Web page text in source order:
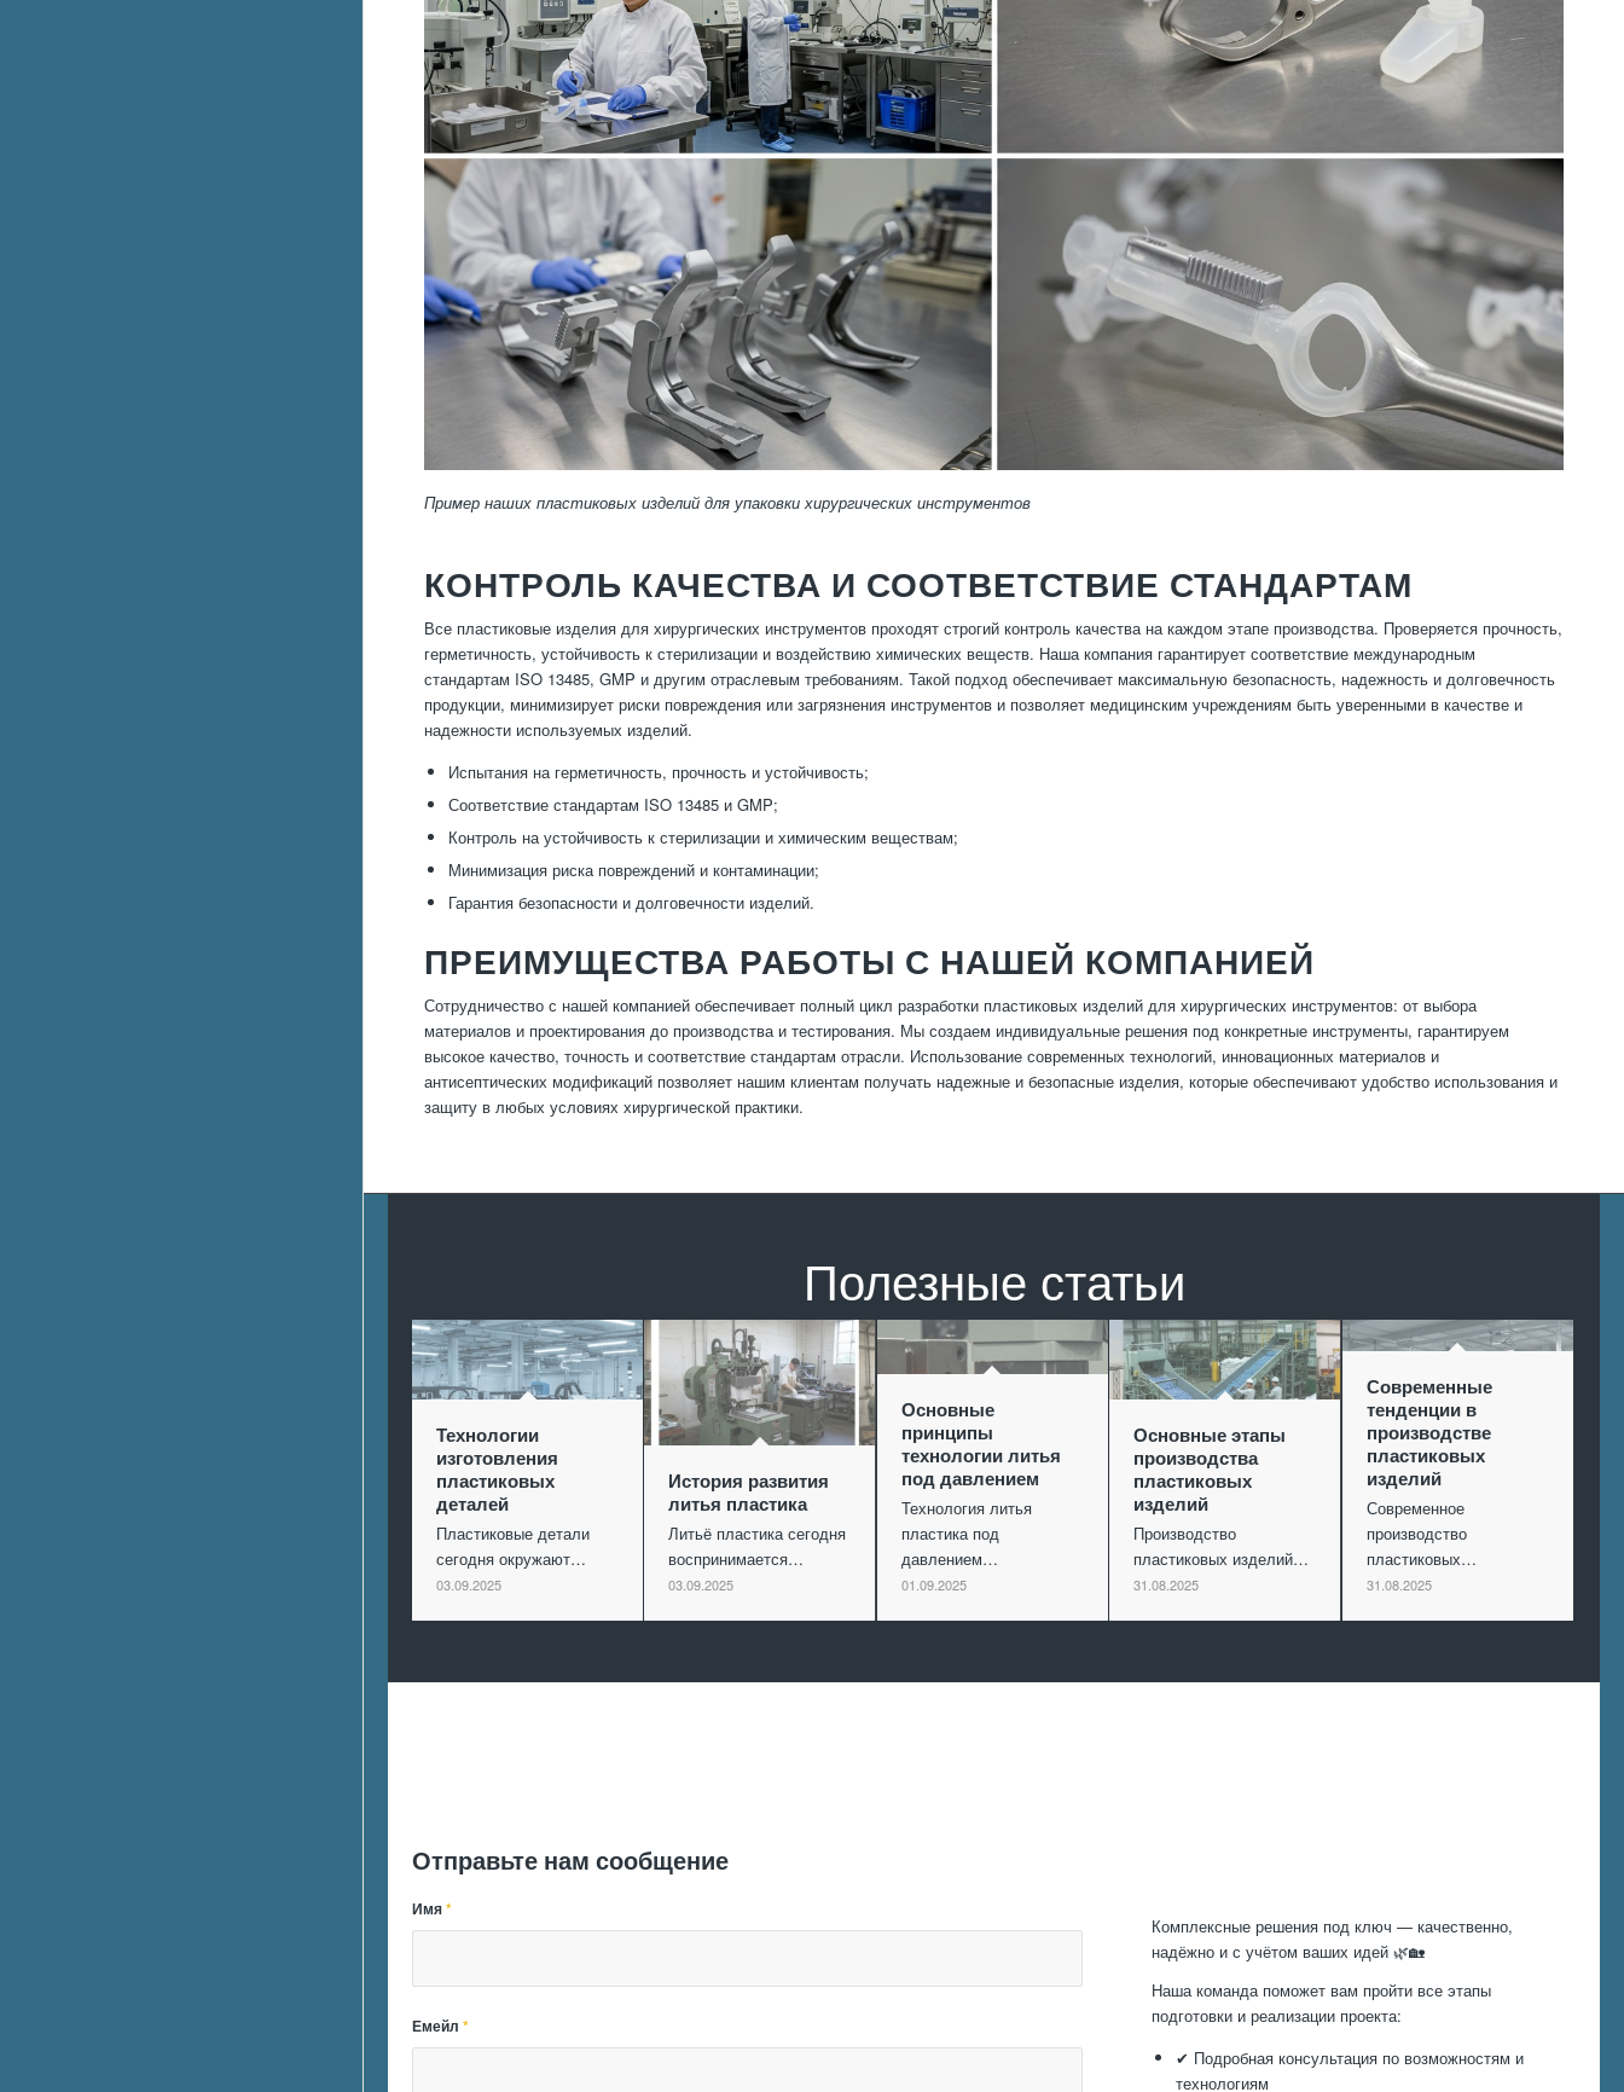
Пример наших пластиковых изделий для упаковки хирургических инструментов
КОНТРОЛЬ КАЧЕСТВА И СООТВЕТСТВИЕ СТАНДАРТАМ
Все пластиковые изделия для хирургических инструментов проходят строгий контроль качества на каждом этапе производства. Проверяется прочность,
герметичность, устойчивость к стерилизации и воздействию химических веществ. Наша компания гарантирует соответствие международным
стандартам ISO 13485, GMP и другим отраслевым требованиям. Такой подход обеспечивает максимальную безопасность, надежность и долговечность
продукции, минимизирует риски повреждения или загрязнения инструментов и позволяет медицинским учреждениям быть уверенными в качестве и
надежности используемых изделий.
Испытания на герметичность, прочность и устойчивость;
Соответствие стандартам ISO 13485 и GMP;
Контроль на устойчивость к стерилизации и химическим веществам;
Минимизация риска повреждений и контаминации;
Гарантия безопасности и долговечности изделий.
ПРЕИМУЩЕСТВА РАБОТЫ С НАШЕЙ КОМПАНИЕЙ
Сотрудничество с нашей компанией обеспечивает полный цикл разработки пластиковых изделий для хирургических инструментов: от выбора
материалов и проектирования до производства и тестирования. Мы создаем индивидуальные решения под конкретные инструменты, гарантируем
высокое качество, точность и соответствие стандартам отрасли. Использование современных технологий, инновационных материалов и
антисептических модификаций позволяет нашим клиентам получать надежные и безопасные изделия, которые обеспечивают удобство использования и
защиту в любых условиях хирургической практики.
Полезные статьи
Технологии
изготовления
пластиковых
деталей
Пластиковые детали
сегодня окружают…
03.09.2025
История развития
литья пластика
Литьё пластика сегодня
воспринимается…
03.09.2025
Основные
принципы
технологии литья
под давлением
Технология литья
пластика под
давлением…
01.09.2025
Основные этапы
производства
пластиковых
изделий
Производство
пластиковых изделий…
31.08.2025
Современные
тенденции в
производстве
пластиковых
изделий
Современное
производство
пластиковых…
31.08.2025
Отправьте нам сообщение
Имя*
Емейл *
Комплексные решения под ключ — качественно,
надёжно и с учётом ваших идей 🌿🏡
Наша команда поможет вам пройти все этапы
подготовки и реализации проекта:
✔ Подробная консультация по возможностям и
технологиям